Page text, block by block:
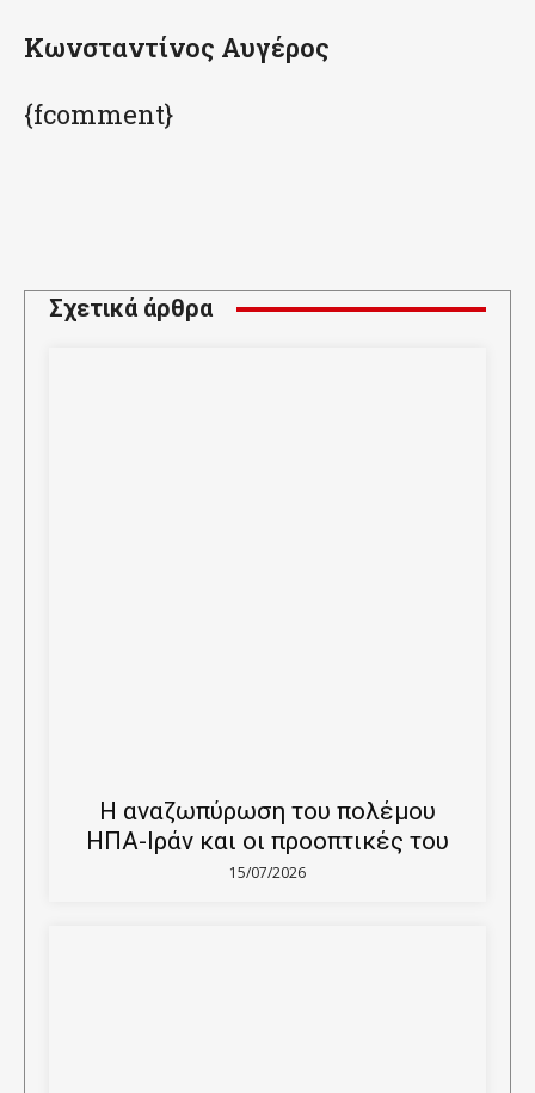
Κωνσταντίνος Αυγέρος
{fcomment}
Σχετικά άρθρα
Η αναζωπύρωση του πολέμου
ΗΠΑ-Ιράν και οι προοπτικές του
15/07/2026